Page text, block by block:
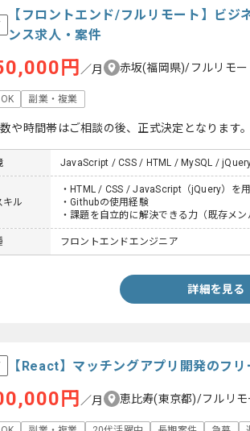
【フロントエンド/フルリモート】ビジ
ンス求人・案件
円 ／月 赤坂(福岡県)/フルリモー
副業・複業
や時間帯はご相談の後、正式決定となります。
JavaScript / CSS / HTML / MySQL /
キル
・HTML / CSS / JavaScript（jQuery）を
・Githubの使用経験
・課題を自立的に解決できる力（既存メン
フロントエンドエンジニア
詳細を見る
【React】マッチングアプリ開発のフ
円 ／月 恵比寿(東京都)/フルリモ